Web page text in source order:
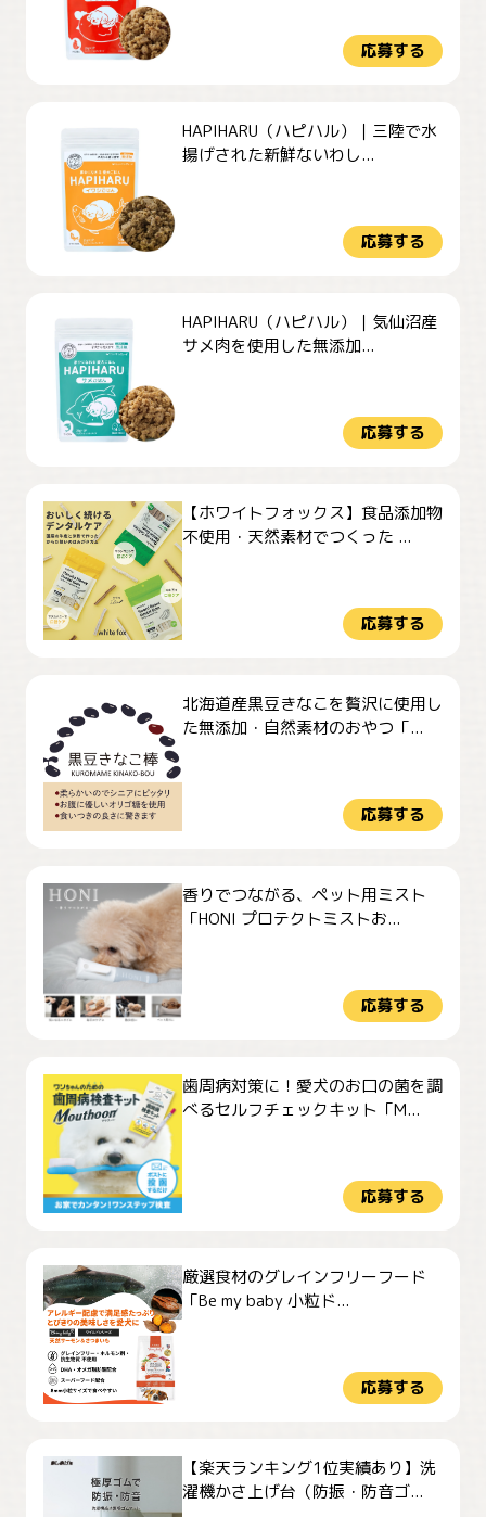
応募する
HAPIHARU（ハピハル）｜三陸で水
揚げされた新鮮ないわし...
応募する
HAPIHARU（ハピハル）｜気仙沼産
サメ肉を使用した無添加...
応募する
【ホワイトフォックス】食品添加物
不使用・天然素材でつくった ...
応募する
北海道産黒豆きなこを贅沢に使用し
た無添加・自然素材のおやつ「...
応募する
香りでつながる、ペット用ミスト
「HONI プロテクトミストお...
応募する
歯周病対策に！愛犬のお口の菌を調
べるセルフチェックキット「M...
応募する
厳選食材のグレインフリーフード
「Be my baby 小粒ド...
応募する
【楽天ランキング1位実績あり】洗
濯機かさ上げ台（防振・防音ゴ...